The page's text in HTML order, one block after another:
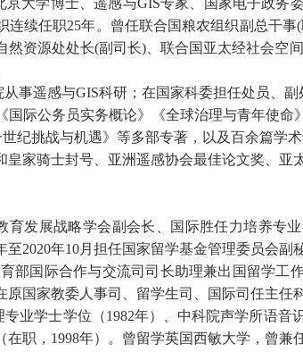
京大学博士、遥感与GIS专家、国家电子政务
连续任职25年。曾任联合国粮农组织副总干事(
然资源处处长(副司长) 、联合国亚太经社会空
从事遥感与GIS科研；在国家科委担任处员、副
国际公务员实务概论》《全球治理与青年使命
世纪挑战与机遇》等多部专著，以及百余篇学术
皇家骑士封号、亚洲遥感协会最佳论文奖、亚
育发展战略学会副会长、国际胜任力培养专
至2020年10月担任国家留学基金管理委员会副
部国际合作与交流司司长助理兼出国留学工
原国家教委人事司、留学生司、国际司任主任
业学士学位（1982年）、中科院声学所语音
职， 1998年）。曾留学英国西敏大学，曾兼